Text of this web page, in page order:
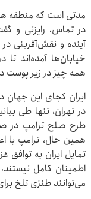
مدتی است که منطقه
در تماس، رایزنی و
آینده و نقش‌آفرینی
خیابان‌ها آمده‌اند
همه چیز در زیر پوست
ایران کجای این جهانِ
در تهران، تنها طی
طرح صلح ترامپ در
همین حال، ترامپ با
تمایل ایران به توافق
اطمینان کامل
می‌توانند طنزی تلخ